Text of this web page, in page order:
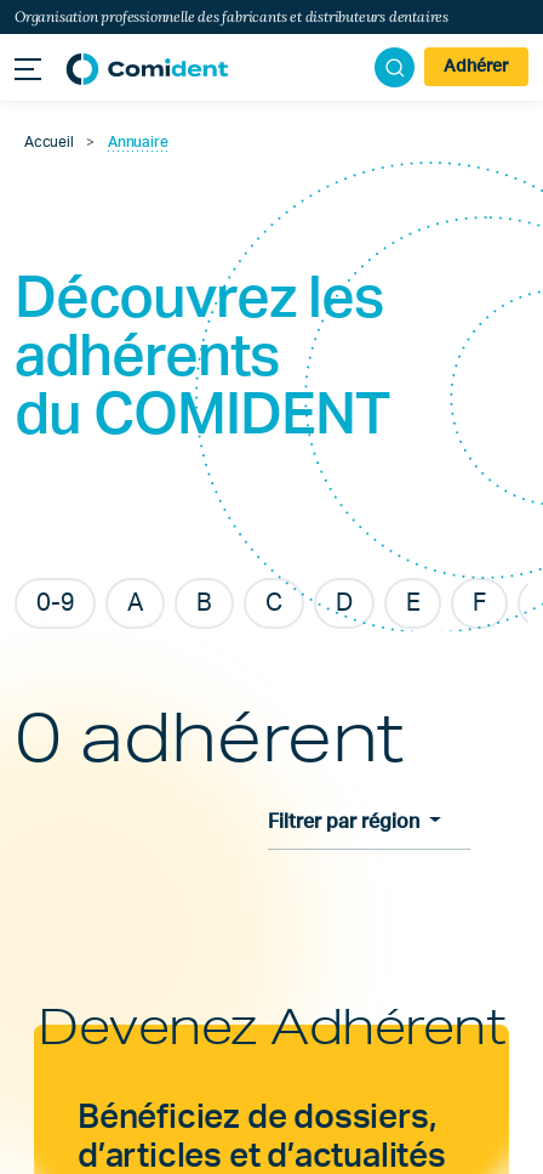
Organisation professionnelle des fabricants et distributeurs dentaires
Adhérer
Accueil > Annuaire
Découvrez les
adhérents
du COMIDENT
0-9 A B C D E F
0 adhérent
Filtrer par région
Devenez Adhérent
Bénéficiez de dossiers,
d’articles et d’actualités